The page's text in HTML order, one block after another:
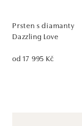
Prsten s diamanty
Dazzling Love
od 17 995 Kč